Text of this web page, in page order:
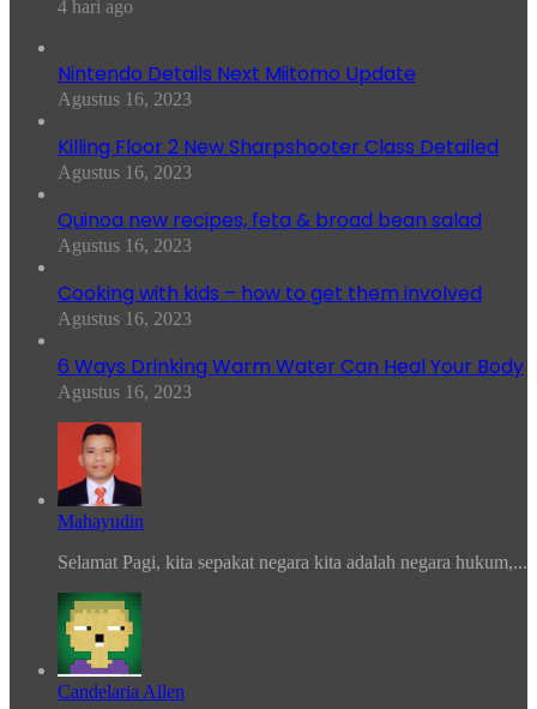
4 hari ago
Nintendo Details Next Miitomo Update
Agustus 16, 2023
Killing Floor 2 New Sharpshooter Class Detailed
Agustus 16, 2023
Quinoa new recipes, feta & broad bean salad
Agustus 16, 2023
Cooking with kids – how to get them involved
Agustus 16, 2023
6 Ways Drinking Warm Water Can Heal Your Body
Agustus 16, 2023
Mahayudin
Selamat Pagi, kita sepakat negara kita adalah negara hukum,...
Candelaria Allen